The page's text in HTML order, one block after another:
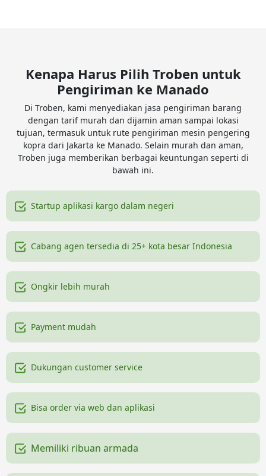
Kenapa Harus Pilih Troben untuk
Pengiriman ke Manado
Di Troben, kami menyediakan jasa pengiriman barang
dengan tarif murah dan dijamin aman sampai lokasi
tujuan, termasuk untuk rute pengiriman mesin pengering
kopra dari Jakarta ke Manado. Selain murah dan aman,
Troben juga memberikan berbagai keuntungan seperti di
bawah ini.
Startup aplikasi kargo dalam negeri
Cabang agen tersedia di 25+ kota besar Indonesia
Ongkir lebih murah
Payment mudah
Dukungan customer service
Bisa order via web dan aplikasi
Memiliki ribuan armada